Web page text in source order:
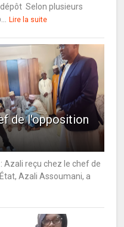
Selon plusieurs
Lire la suite
de l'opposition
Azali reçu chez le chef de
Azali Assoumani, a